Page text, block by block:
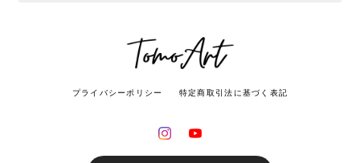
プライバシーポリシー 特定商取引法に基づく表記